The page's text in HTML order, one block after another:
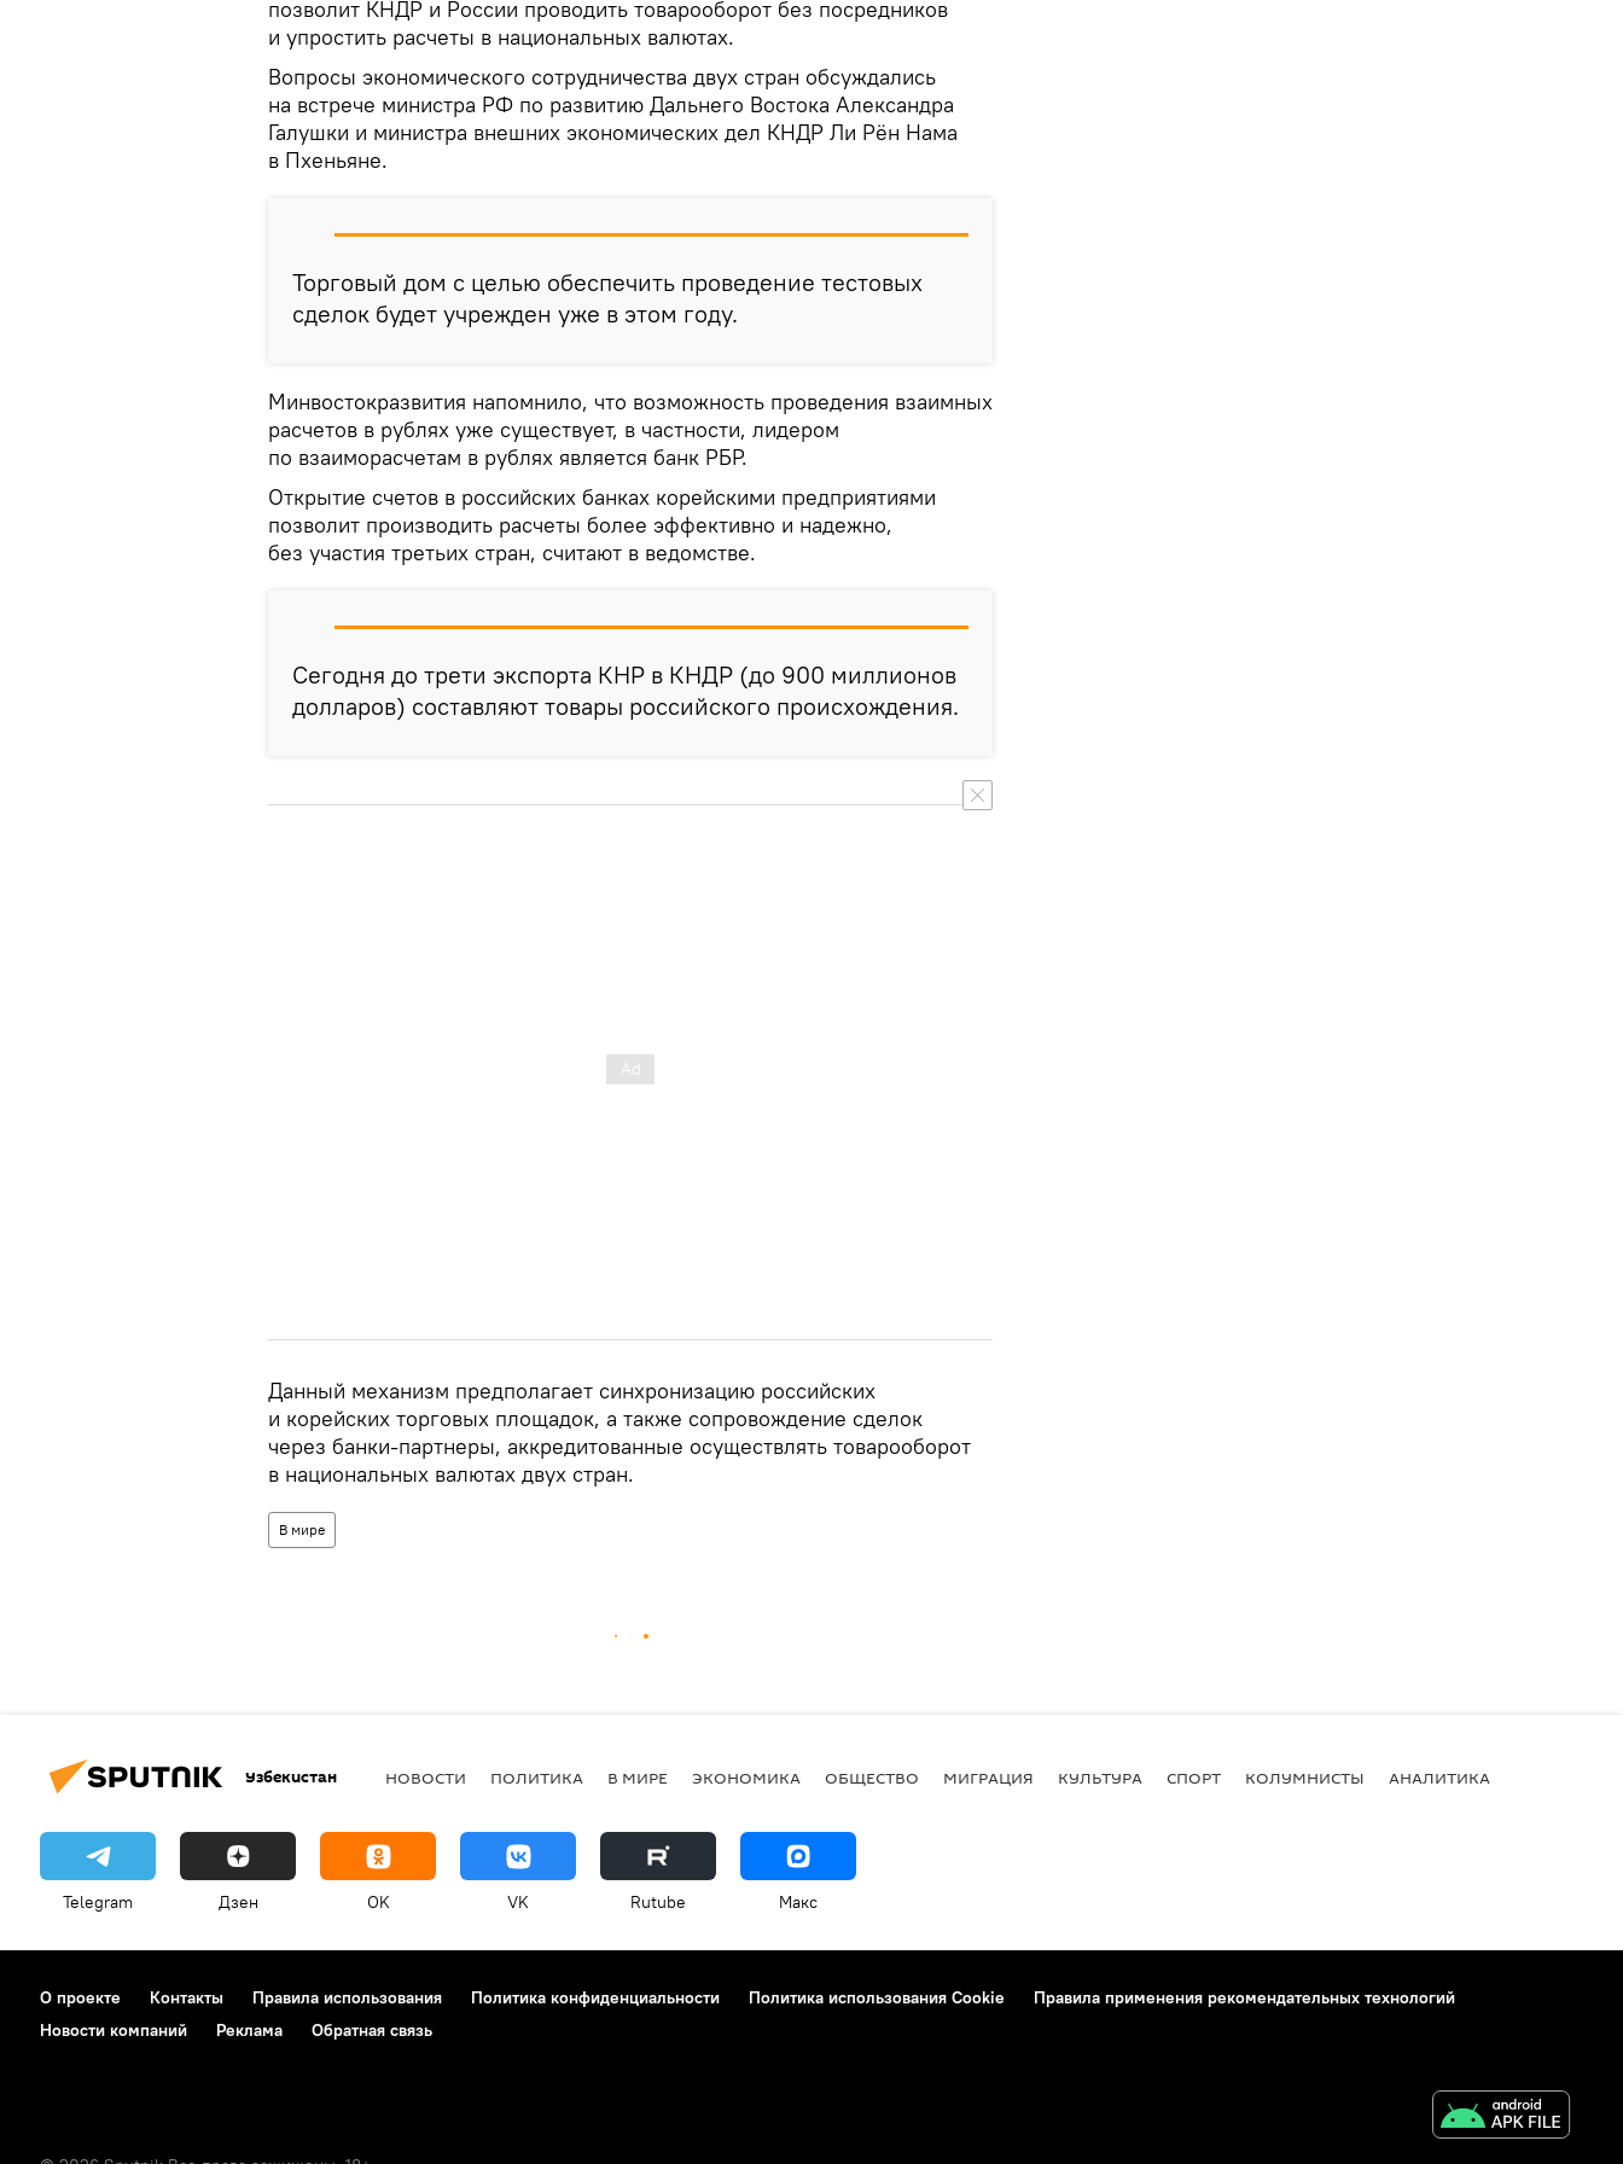
позволит КНДР и России проводить товарооборот без посредников
и упростить расчеты в национальных валютах.
Вопросы экономического сотрудничества двух стран обсуждались
на встрече министра РФ по развитию Дальнего Востока Александра
Галушки и министра внешних экономических дел КНДР Ли Рён Нама
в Пхеньяне.
Торговый дом с целью обеспечить проведение тестовых
сделок будет учрежден уже в этом году.
Минвостокразвития напомнило, что возможность проведения взаимных
расчетов в рублях уже существует, в частности, лидером
по взаиморасчетам в рублях является банк РБР.
Открытие счетов в российских банках корейскими предприятиями
позволит производить расчеты более эффективно и надежно,
без участия третьих стран, считают в ведомстве.
Сегодня до трети экспорта КНР в КНДР (до 900 миллионов
долларов) составляют товары российского происхождения.
Данный механизм предполагает синхронизацию российских
и корейских торговых площадок, а также сопровождение сделок
через банки-партнеры, аккредитованные осуществлять товарооборот
в национальных валютах двух стран.
В мире
Узбекистан НОВОСТИ ПОЛИТИКА В МИРЕ ЭКОНОМИКА ОБЩЕСТВО МИГРАЦИЯ КУЛЬТУРА СПОРТ КОЛУМНИСТЫ АНАЛИТИКА
Telegram Дзен OK VK Rutube Макс
О проекте Контакты Правила использования Политика конфиденциальности Политика использования Cookie
Правила применения рекомендательных технологий
Новости компаний
Реклама Обратная связь